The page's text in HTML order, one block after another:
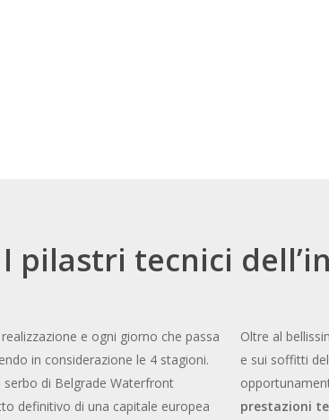
I pilastri tecnici
e ogni giorno che passa
in considerazione le 4 stagioni.
di Belgrade Waterfront
definitivo di una capitale europea
Oltre al
e sui soffitti
prestazioni